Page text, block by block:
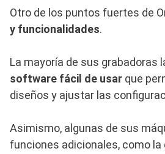
Otro de los puntos fuertes de
y funcionalidades.
La mayoría de sus grabadoras
software fácil de usar que
diseños y ajustar las
Asimismo, algunas de sus
funciones adicionales, como la